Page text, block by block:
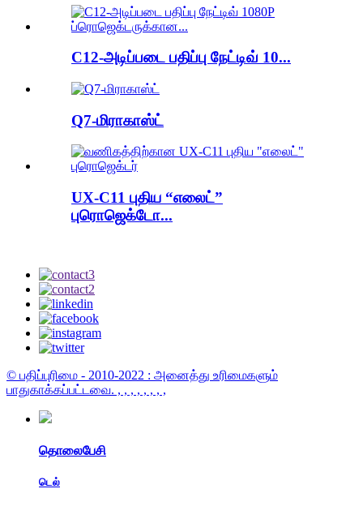
C12-அடிப்படை பதிப்பு நேட்டிவ் 10...
Q7-மிராகாஸ்ட்
UX-C11 புதிய “எலைட்”
புரொஜெக்டோ...
© பதிப்புரிமை - 2010-2022 : அனைத்து உரிமைகளும்
பாதுகாக்கப்பட்டவை. , , , , , , , ,
தொலைபேசி
டெல்